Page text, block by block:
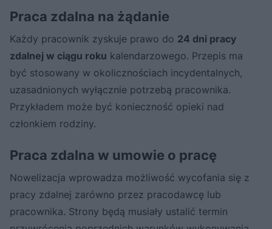
Praca zdalna na żądanie
Każdy pracownik zyskuje prawo do 24 dni pracy
zdalnej w ciągu roku kalendarzowego. Przepis ma
być stosowany w okolicznościach incydentalnych,
uzasadnionych wyłącznie potrzebą pracownika.
Przykładem może być konieczność opieki nad
członkiem rodziny.
Praca zdalna w umowie o pracę
Nowelizacja wprowadza możliwość wycofania się z
pracy zdalnej zarówno przez pracodawcę lub
pracownika. Strony będą musiały ustalić termin